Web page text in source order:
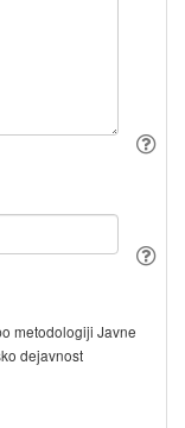
metodologiji Javne
dejavnost